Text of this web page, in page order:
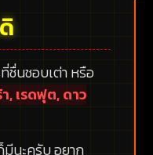
ชื่นชอบเต่า หรือ
, เรดฟุต, ดาว
มีนะครับ อยาก